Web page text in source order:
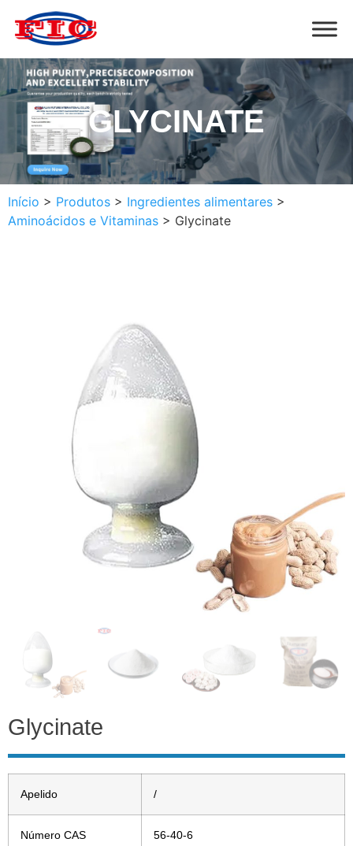
GLYCINATE
Início > Produtos > Ingredientes alimentares >
Aminoácidos e Vitaminas > Glycinate
Glycinate
Apelido /
Número CAS 56-40-6